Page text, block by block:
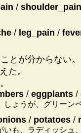
/ shoulder_pain
/ leg_pain /
とが分からない。
た。
/ eggplants /
しょうが、グリーン
/ potatoes /
も、ラディッシュ